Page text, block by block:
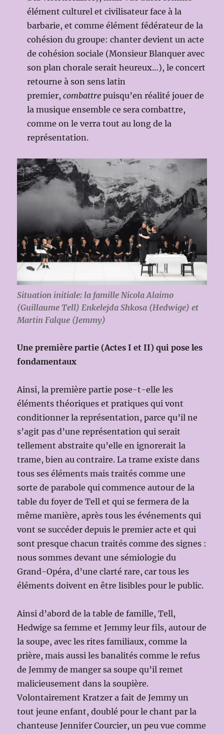
élément culturel et civilisateur face à la
barbarie, et comme élément fédérateur de la
cohésion du groupe: chanter devient un acte
de cohésion sociale (Monsieur Blanquer avec
son plan chorale serait heureux…), le concert
retourne à son sens latin
premier,combattrepuisqu’en réalité jouer de
la musique ensemble ce sera combattre,
comme on le verra tout au long de la
représentation.
Situation initiale: la famille Nicola Alaimo
(Guillaume Tell) Enkelejda Shkosa (Hedwige) et
Martin Falque (Jemmy)
Une première partie (Actes I et II) qui pose les
fondamentaux
Ainsi, la première partie pose-t-elle les
éléments théoriques et pratiques qui vont
conditionner la représentation, parce qu’il ne
s’agit pas d’une représentation qui serait
tellement abstraite qu’elle en ignorerait la
trame, bien au contraire. La trame existe dans
tous ses éléments mais traités comme une
sorte de parabole qui commence autour de la
table du foyer de Tell et qui se fermera de la
même manière, après tous les événements qui
vont se succéder depuis le premier acte et qui
sont presque chacun traités comme des signes :
nous sommes devant une sémiologie du
Grand-Opéra, d’une clarté rare, car tous les
éléments doivent en être lisibles pour le public.
Ainsi d’abord de la table de famille, Tell,
Hedwige sa femme et Jemmy leur fils, autour de
la soupe, avec les rites familiaux, comme la
prière, mais aussi les banalités comme le refus
de Jemmy de manger sa soupe qu’il remet
malicieusement dans la soupière.
Volontairement Kratzer a fait de Jemmy un
tout jeune enfant, doublé pour le chant par la
chanteuse Jennifer Courcier, un peu vue comme